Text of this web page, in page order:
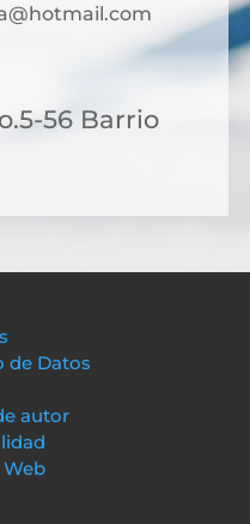
56 Barrio
de Datos
autor
Web